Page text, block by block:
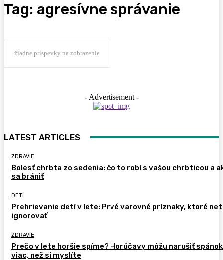
Tag: agresívne správanie
žiadne príspevky na zobrazenie
- Advertisement -
LATEST ARTICLES
ZDRAVIE
Bolesť chrbta zo sedenia: čo to robí s vašou chrbticou a
sa brániť
DETI
Prehrievanie detí v lete: Prvé varovné príznaky, ktoré
ignorovať
ZDRAVIE
Prečo v lete horšie spíme? Horúčavy môžu narušiť spánok
viac, než si myslíte